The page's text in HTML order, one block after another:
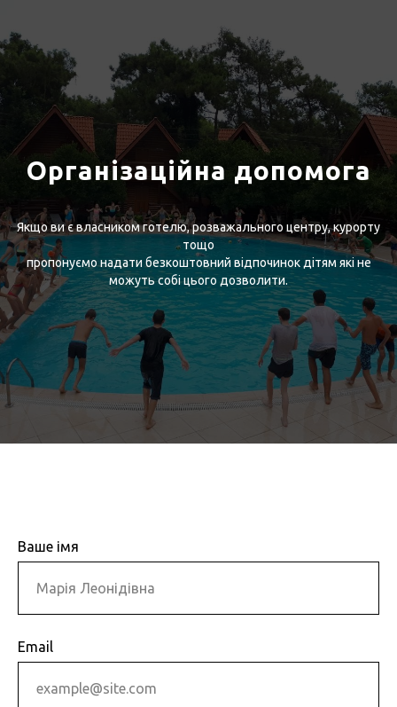
Організаційна допомога
Якщо ви є власником готелю, розважального центру, курорту
тощо
пропонуємо надати безкоштовний відпочинок дітям які не
можуть собі цього дозволити.
Ваше імя
Email